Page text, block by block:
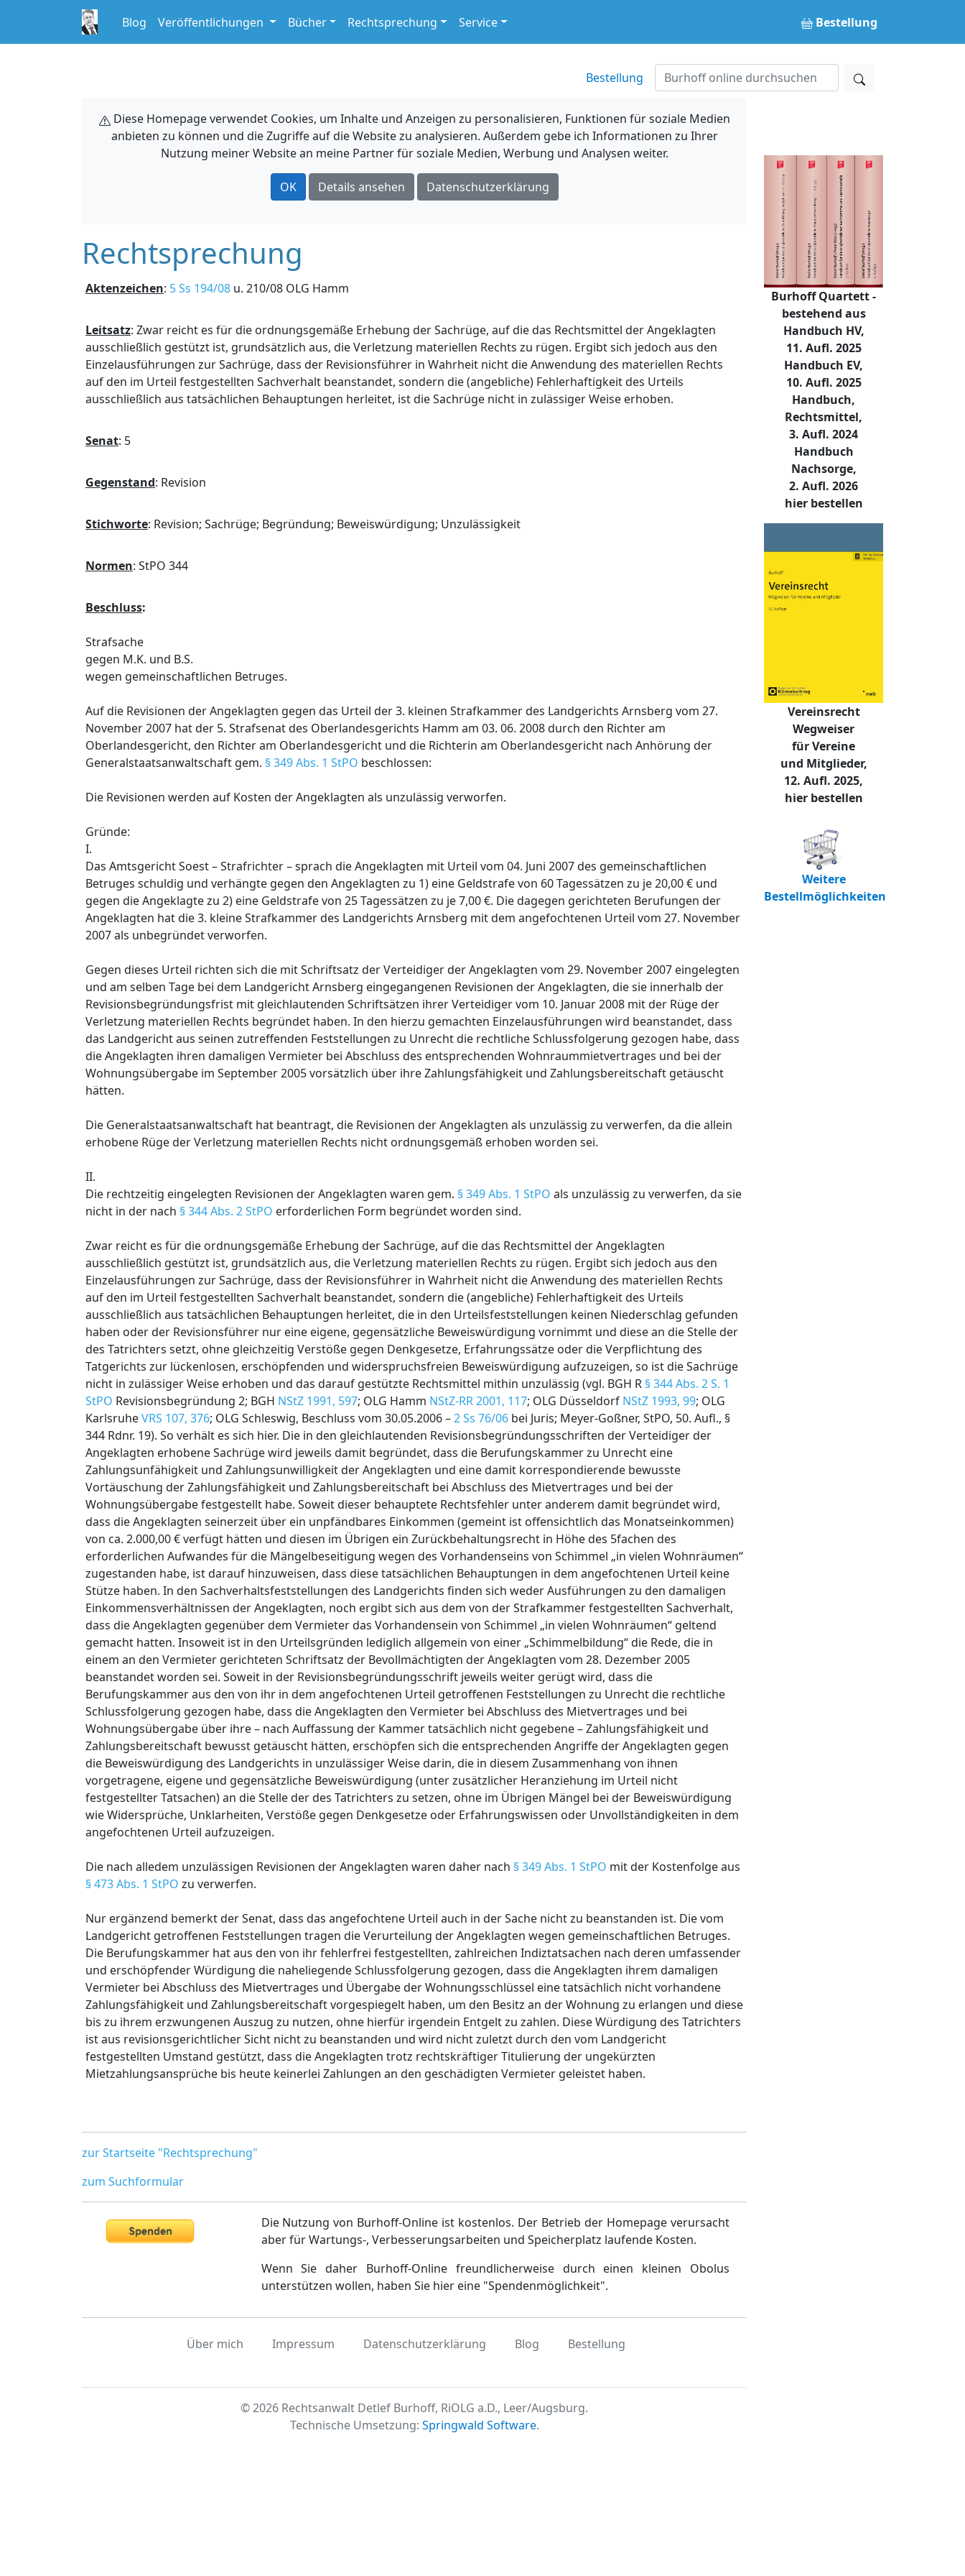
Blog Veröffentlichungen Bücher Rechtsprechung Service Bestellung
Bestellung
Diese Homepage verwendet Cookies, um Inhalte und Anzeigen zu personalisieren, Funktionen für soziale Medien
anbieten zu können und die Zugriffe auf die Website zu analysieren. Außerdem gebe ich Informationen zu Ihrer
Nutzung meiner Website an meine Partner für soziale Medien, Werbung und Analysen weiter.
OK Details ansehen Datenschutzerklärung
Rechtsprechung
Aktenzeichen: 5 Ss 194/08 u. 210/08 OLG Hamm
Leitsatz: Zwar reicht es für die ordnungsgemäße Erhebung der Sachrüge, auf die das Rechtsmittel der Angeklagten
ausschließlich gestützt ist, grundsätzlich aus, die Verletzung materiellen Rechts zu rügen. Ergibt sich jedoch aus den
Einzelausführungen zur Sachrüge, dass der Revisionsführer in Wahrheit nicht die Anwendung des materiellen Rechts
auf den im Urteil festgestellten Sachverhalt beanstandet, sondern die (angebliche) Fehlerhaftigkeit des Urteils
ausschließlich aus tatsächlichen Behauptungen herleitet, ist die Sachrüge nicht in zulässiger Weise erhoben.
Senat: 5
Gegenstand: Revision
Stichworte: Revision; Sachrüge; Begründung; Beweiswürdigung; Unzulässigkeit
Normen: StPO 344
Beschluss:
Strafsache
gegen M.K. und B.S.
wegen gemeinschaftlichen Betruges.
Auf die Revisionen der Angeklagten gegen das Urteil der 3. kleinen Strafkammer des Landgerichts Arnsberg vom 27.
November 2007 hat der 5. Strafsenat des Oberlandesgerichts Hamm am 03. 06. 2008 durch den Richter am
Oberlandesgericht, den Richter am Oberlandesgericht und die Richterin am Oberlandesgericht nach Anhörung der
Generalstaatsanwaltschaft gem. § 349 Abs. 1 StPO beschlossen:
Die Revisionen werden auf Kosten der Angeklagten als unzulässig verworfen.
Gründe:
I.
Das Amtsgericht Soest – Strafrichter – sprach die Angeklagten mit Urteil vom 04. Juni 2007 des gemeinschaftlichen
Betruges schuldig und verhängte gegen den Angeklagten zu 1) eine Geldstrafe von 60 Tagessätzen zu je 20,00 € und
gegen die Angeklagte zu 2) eine Geldstrafe von 25 Tagessätzen zu je 7,00 €. Die dagegen gerichteten Berufungen der
Angeklagten hat die 3. kleine Strafkammer des Landgerichts Arnsberg mit dem angefochtenen Urteil vom 27. November
2007 als unbegründet verworfen.
Gegen dieses Urteil richten sich die mit Schriftsatz der Verteidiger der Angeklagten vom 29. November 2007 eingelegten
und am selben Tage bei dem Landgericht Arnsberg eingegangenen Revisionen der Angeklagten, die sie innerhalb der
Revisionsbegründungsfrist mit gleichlautenden Schriftsätzen ihrer Verteidiger vom 10. Januar 2008 mit der Rüge der
Verletzung materiellen Rechts begründet haben. In den hierzu gemachten Einzelausführungen wird beanstandet, dass
das Landgericht aus seinen zutreffenden Feststellungen zu Unrecht die rechtliche Schlussfolgerung gezogen habe, dass
die Angeklagten ihren damaligen Vermieter bei Abschluss des entsprechenden Wohnraummietvertrages und bei der
Wohnungsübergabe im September 2005 vorsätzlich über ihre Zahlungsfähigkeit und Zahlungsbereitschaft getäuscht
hätten.
Die Generalstaatsanwaltschaft hat beantragt, die Revisionen der Angeklagten als unzulässig zu verwerfen, da die allein
erhobene Rüge der Verletzung materiellen Rechts nicht ordnungsgemäß erhoben worden sei.
II.
Die rechtzeitig eingelegten Revisionen der Angeklagten waren gem. § 349 Abs. 1 StPO als unzulässig zu verwerfen, da sie
nicht in der nach § 344 Abs. 2 StPO erforderlichen Form begründet worden sind.
Zwar reicht es für die ordnungsgemäße Erhebung der Sachrüge, auf die das Rechtsmittel der Angeklagten
ausschließlich gestützt ist, grundsätzlich aus, die Verletzung materiellen Rechts zu rügen. Ergibt sich jedoch aus den
Einzelausführungen zur Sachrüge, dass der Revisionsführer in Wahrheit nicht die Anwendung des materiellen Rechts
auf den im Urteil festgestellten Sachverhalt beanstandet, sondern die (angebliche) Fehlerhaftigkeit des Urteils
ausschließlich aus tatsächlichen Behauptungen herleitet, die in den Urteilsfeststellungen keinen Niederschlag gefunden
haben oder der Revisionsführer nur eine eigene, gegensätzliche Beweiswürdigung vornimmt und diese an die Stelle der
des Tatrichters setzt, ohne gleichzeitig Verstöße gegen Denkgesetze, Erfahrungssätze oder die Verpflichtung des
Tatgerichts zur lückenlosen, erschöpfenden und widerspruchsfreien Beweiswürdigung aufzuzeigen, so ist die Sachrüge
nicht in zulässiger Weise erhoben und das darauf gestützte Rechtsmittel mithin unzulässig (vgl. BGH R § 344 Abs. 2 S. 1
StPO Revisionsbegründung 2; BGH NStZ 1991, 597; OLG Hamm NStZ-RR 2001, 117; OLG Düsseldorf NStZ 1993, 99; OLG
KarlsruheVRS 107, 376; OLG Schleswig, Beschluss vom 30.05.2006 –2 Ss 76/06 bei Juris; Meyer-Goßner, StPO, 50. Aufl., §
344 Rdnr. 19). So verhält es sich hier. Die in den gleichlautenden Revisionsbegründungsschriften der Verteidiger der
Angeklagten erhobene Sachrüge wird jeweils damit begründet, dass die Berufungskammer zu Unrecht eine
Zahlungsunfähigkeit und Zahlungsunwilligkeit der Angeklagten und eine damit korrespondierende bewusste
Vortäuschung der Zahlungsfähigkeit und Zahlungsbereitschaft bei Abschluss des Mietvertrages und bei der
Wohnungsübergabe festgestellt habe. Soweit dieser behauptete Rechtsfehler unter anderem damit begründet wird,
dass die Angeklagten seinerzeit über ein unpfändbares Einkommen (gemeint ist offensichtlich das Monatseinkommen)
von ca. 2.000,00 € verfügt hätten und diesen im Übrigen ein Zurückbehaltungsrecht in Höhe des 5fachen des
erforderlichen Aufwandes für die Mängelbeseitigung wegen des Vorhandenseins von Schimmel „in vielen Wohnräumen“
zugestanden habe, ist darauf hinzuweisen, dass diese tatsächlichen Behauptungen in dem angefochtenen Urteil keine
Stütze haben. In den Sachverhaltsfeststellungen des Landgerichts finden sich weder Ausführungen zu den damaligen
Einkommensverhältnissen der Angeklagten, noch ergibt sich aus dem von der Strafkammer festgestellten Sachverhalt,
dass die Angeklagten gegenüber dem Vermieter das Vorhandensein von Schimmel „in vielen Wohnräumen“ geltend
gemacht hatten. Insoweit ist in den Urteilsgründen lediglich allgemein von einer „Schimmelbildung“ die Rede, die in
einem an den Vermieter gerichteten Schriftsatz der Bevollmächtigten der Angeklagten vom 28. Dezember 2005
beanstandet worden sei. Soweit in der Revisionsbegründungsschrift jeweils weiter gerügt wird, dass die
Berufungskammer aus den von ihr in dem angefochtenen Urteil getroffenen Feststellungen zu Unrecht die rechtliche
Schlussfolgerung gezogen habe, dass die Angeklagten den Vermieter bei Abschluss des Mietvertrages und bei
Wohnungsübergabe über ihre – nach Auffassung der Kammer tatsächlich nicht gegebene – Zahlungsfähigkeit und
Zahlungsbereitschaft bewusst getäuscht hätten, erschöpfen sich die entsprechenden Angriffe der Angeklagten gegen
die Beweiswürdigung des Landgerichts in unzulässiger Weise darin, die in diesem Zusammenhang von ihnen
vorgetragene, eigene und gegensätzliche Beweiswürdigung (unter zusätzlicher Heranziehung im Urteil nicht
festgestellter Tatsachen) an die Stelle der des Tatrichters zu setzen, ohne im Übrigen Mängel bei der Beweiswürdigung
wie Widersprüche, Unklarheiten, Verstöße gegen Denkgesetze oder Erfahrungswissen oder Unvollständigkeiten in dem
angefochtenen Urteil aufzuzeigen.
Die nach alledem unzulässigen Revisionen der Angeklagten waren daher nach § 349 Abs. 1 StPO mit der Kostenfolge aus
§ 473 Abs. 1 StPO zu verwerfen.
Nur ergänzend bemerkt der Senat, dass das angefochtene Urteil auch in der Sache nicht zu beanstanden ist. Die vom
Landgericht getroffenen Feststellungen tragen die Verurteilung der Angeklagten wegen gemeinschaftlichen Betruges.
Die Berufungskammer hat aus den von ihr fehlerfrei festgestellten, zahlreichen Indiztatsachen nach deren umfassender
und erschöpfender Würdigung die naheliegende Schlussfolgerung gezogen, dass die Angeklagten ihrem damaligen
Vermieter bei Abschluss des Mietvertrages und Übergabe der Wohnungsschlüssel eine tatsächlich nicht vorhandene
Zahlungsfähigkeit und Zahlungsbereitschaft vorgespiegelt haben, um den Besitz an der Wohnung zu erlangen und diese
bis zu ihrem erzwungenen Auszug zu nutzen, ohne hierfür irgendein Entgelt zu zahlen. Diese Würdigung des Tatrichters
ist aus revisionsgerichtlicher Sicht nicht zu beanstanden und wird nicht zuletzt durch den vom Landgericht
festgestellten Umstand gestützt, dass die Angeklagten trotz rechtskräftiger Titulierung der ungekürzten
Mietzahlungsansprüche bis heute keinerlei Zahlungen an den geschädigten Vermieter geleistet haben.
zur Startseite "Rechtsprechung"
zum Suchformular
Die Nutzung von Burhoff-Online ist kostenlos. Der Betrieb der Homepage verursacht
aber für Wartungs-, Verbesserungsarbeiten und Speicherplatz laufende Kosten.
Wenn Sie daher Burhoff-Online freundlicherweise durch einen kleinen Obolus
unterstützen wollen, haben Sie hier eine "Spendenmöglichkeit".
Über mich Impressum Datenschutzerklärung Blog Bestellung
© 2026 Rechtsanwalt Detlef Burhoff, RiOLG a.D., Leer/Augsburg.
Technische Umsetzung: Springwald Software.
Burhoff Quartett -
bestehend aus
Handbuch HV,
11. Aufl. 2025
Handbuch EV,
10. Aufl. 2025
Handbuch,
Rechtsmittel,
3. Aufl. 2024
Handbuch
Nachsorge,
2. Aufl. 2026
hier bestellen
Vereinsrecht
Wegweiser
für Vereine
und Mitglieder,
12. Aufl. 2025,
hier bestellen
Weitere
Bestellmöglichkeiten